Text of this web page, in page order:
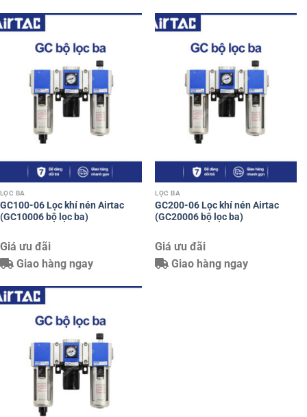
LỌC BA
GC100-06 Lọc khí nén Airtac
(GC10006 bộ lọc ba)
Giá ưu đãi
Giao hàng ngay
LỌC BA
GC200-06 Lọc khí nén Airtac
(GC20006 bộ lọc ba)
Giá ưu đãi
Giao hàng ngay